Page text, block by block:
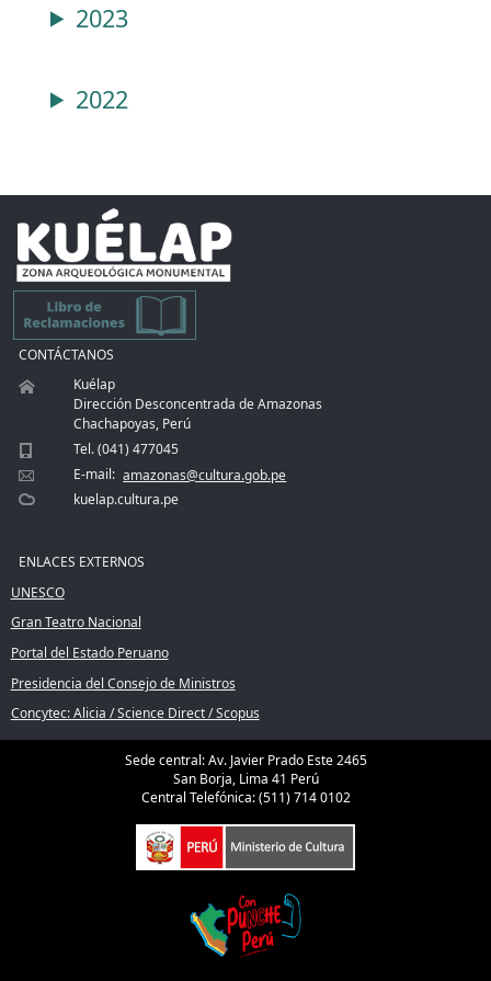
2023
2022
CONTÁCTANOS
Kuélap
Dirección Desconcentrada de Amazonas
Chachapoyas, Perú
Tel. (041) 477045
E-mail: amazonas@cultura.gob.pe
kuelap.cultura.pe
ENLACES EXTERNOS
UNESCO
Gran Teatro Nacional
Portal del Estado Peruano
Presidencia del Consejo de Ministros
Concytec: Alicia / Science Direct / Scopus
Sede central: Av. Javier Prado Este 2465
San Borja, Lima 41 Perú
Central Telefónica: (511) 714 0102